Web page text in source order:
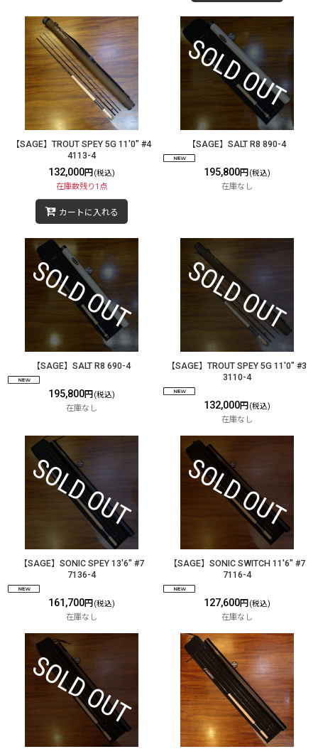
【SAGE】TROUT SPEY 5G 11'0" #4
4113-4
132,000円 (税込)
在庫数残り1点
カートに入れる
【SAGE】SALT R8 890-4
195,800円 (税込)
在庫なし
【SAGE】SALT R8 690-4
195,800円 (税込)
在庫なし
【SAGE】TROUT SPEY 5G 11'0" #3
3110-4
132,000円 (税込)
在庫なし
【SAGE】SONIC SPEY 13'6" #7
7136-4
161,700円 (税込)
在庫なし
【SAGE】SONIC SWITCH 11'6" #7
7116-4
127,600円 (税込)
在庫なし